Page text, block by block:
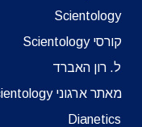
Scientology
קורסי Scientology
ל. רון האברד
מאתר ארגוני Scientology
Dianetics